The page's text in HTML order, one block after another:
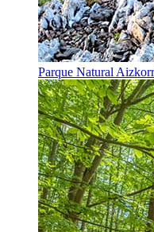
Parque Natural